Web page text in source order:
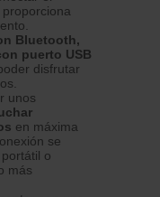
Bluetooth,
puerto USB
disfrutar
unos
en máxima
se
o
más